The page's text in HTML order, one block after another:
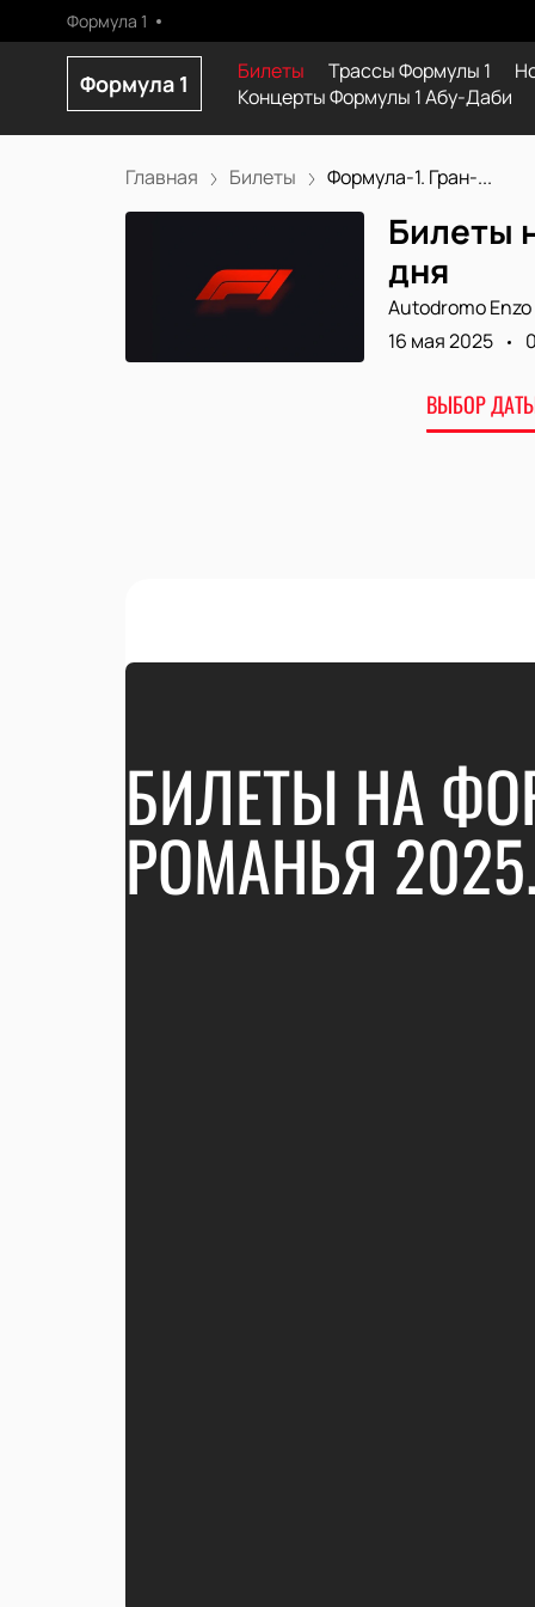
Формула 1
Формула 1 Билеты Трассы Формулы 1
Концерты Формулы 1 Абу-Даби
Главная Билеты Формула-1. Гран-...
Билеты
дня
Autodromo
16 мая 2025
ВЫБОР
БИЛЕТЫ НА
РОМАНЬЯ